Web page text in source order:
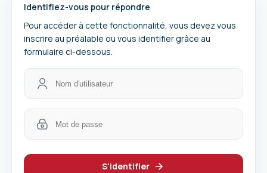
Identifiez-vous pour répondre
Pour accéder à cette fonctionnalité, vous devez vous
inscrire au préalable ou vous identifier grâce au
formulaire ci-dessous.
S'identifier